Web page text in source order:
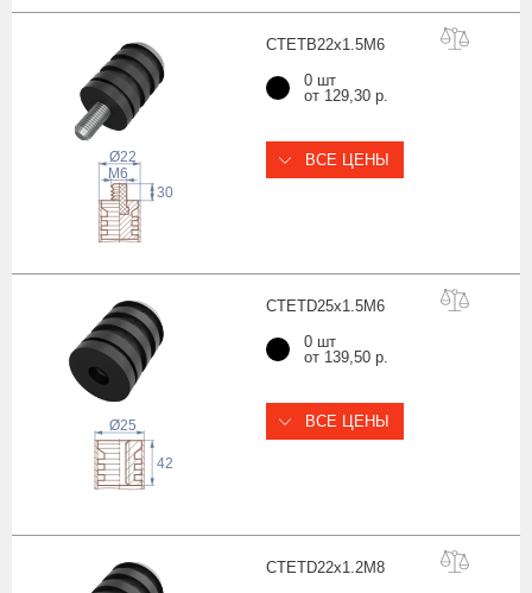
CTETB22x1.5M6
30
Ø22
M6
0 шт
от 129,30 р.
ВСЕ ЦЕНЫ
CTETD25x1.5M6
42
Ø25
0 шт
от 139,50 р.
ВСЕ ЦЕНЫ
CTETD22x1.2M8